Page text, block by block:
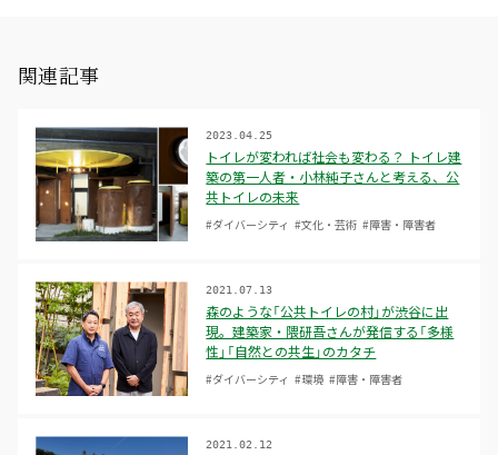
関連記事
トイレが変われば社会も変わる？ トイレ建
築の第一人者・小林純子さんと考える、公
共トイレの未来
2023.04.25
#ダイバーシティ #文化・芸術 #障害・障害者
森のような「公共トイレの村」が渋谷に出
現。建築家・隈研吾さんが発信する「多様
性」「自然との共生」のカタチ
2021.07.13
#ダイバーシティ #環境 #障害・障害者
2021.02.12